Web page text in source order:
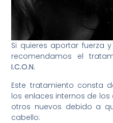
Si quieres aportar fuerza
recomendamos el
I.C.O.N.
Este tratamiento consta
los enlaces internos de
otros nuevos debido a
cabello: